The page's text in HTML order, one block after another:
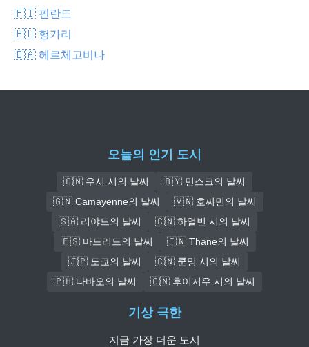
🇫🇮 핀란드
🇭🇺 헝가리
🇧🇦 헤르체고비나
오늘의 인기 도시
🇨🇳 우시 시의 날씨
🇧🇾 민스크의 날씨
🇬🇳 Camayenne의 날씨
🇻🇳 호찌민의 날씨
🇸🇦 리야드의 날씨
🇨🇳 하얼빈 시의 날씨
🇪🇸 마드리드의 날씨
🇮🇳 Thāne의 날씨
🇯🇵 도쿄의 날씨
🇨🇳 쿤밍 시의 날씨
🇵🇭 다바오의 날씨
🇨🇳 후이저우 시의 날씨
기상 극한
지금 가장 더운 도시